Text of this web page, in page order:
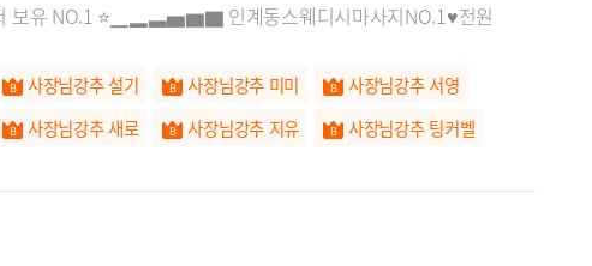
유 NO.1 ⭐▁▂▃▅▆▇ 인계동스웨디시마사지NO.1♥전원
사장님강추 설기 사장님강추 미미
사장님강추 서영
사장님강추 새로 사장님강추 지유
사장님강추 팅커벨